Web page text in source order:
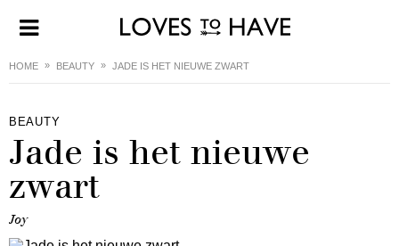
HOME BEAUTY JADE IS HET NIEUWE ZWART
BEAUTY
Jade is het nieuwe
zwart
Joy